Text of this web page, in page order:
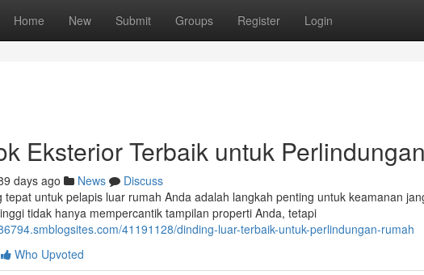
Home New Submit Groups Register Login
Eksterior Terbaik untuk
days ago News
Discuss
tepat untuk pelapis luar rumah Anda adalah langkah penting untuk keamanan
tidak hanya mempercantik tampilan properti Anda, tetapi
41191128/dinding-luar-terbaik-untuk-perlindungan-rumah
Who Upvoted